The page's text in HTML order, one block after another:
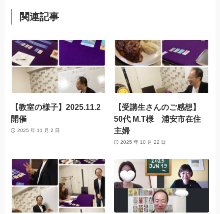
関連記事
【教室の様子】2025.11.2
開催
2025 年 11 月 2 日
【受講生さんのご感想】
50代 M.T様 浦安市在住
主婦
2025 年 10 月 22 日